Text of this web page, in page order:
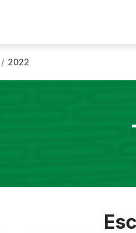
/ 2022